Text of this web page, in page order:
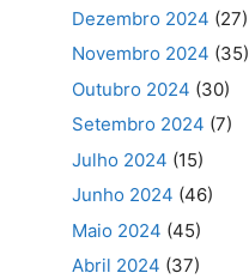
Dezembro 2024 (27)
Novembro 2024 (35)
Outubro 2024 (30)
Setembro 2024 (7)
Julho 2024 (15)
Junho 2024 (46)
Maio 2024 (45)
Abril 2024 (37)